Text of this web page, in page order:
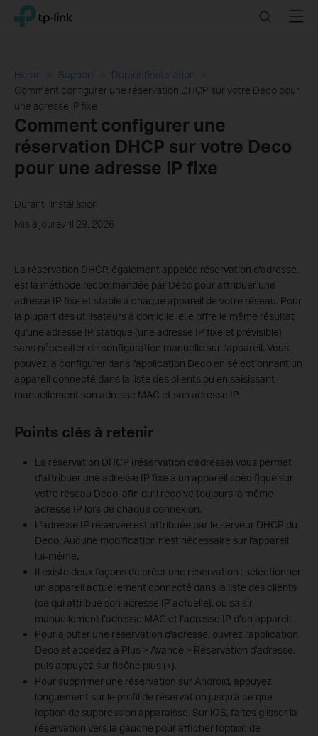
Click
navigation
TP-Link, Reliably Smart SearchMenu
Home Support
Durant l'installation
Comment configurer une réservation DHCP sur votre Deco pour
une adresse IP fixe
Comment configurer une
réservation DHCP sur votre Deco
pour une adresse IP fixe
Durant l'installation
Mis à jouravril 29, 2026
La réservation DHCP, également appelée réservation d'adresse,
est la méthode recommandée par Deco pour attribuer une
adresse IP fixe et stable à chaque appareil de votre réseau. Pour
la plupart des utilisateurs à domicile, elle offre le même résultat
qu'une adresse IP statique (une adresse IP fixe et prévisible)
sans nécessiter de configuration manuelle sur l'appareil. Vous
pouvez la configurer dans l'application Deco en sélectionnant un
appareil connecté dans la liste des clients ou en saisissant
manuellement son adresse MAC et son adresse IP.
Points clés à retenir
La réservation DHCP (réservation d'adresse) vous permet
d'attribuer une adresse IP fixe à un appareil spécifique sur
votre réseau Deco, afin qu'il reçoive toujours la même
adresse IP lors de chaque connexion.
L'adresse IP réservée est attribuée par le serveur DHCP du
Deco. Aucune modification n'est nécessaire sur l'appareil
lui-même.
Il existe deux façons de créer une réservation : sélectionner
un appareil actuellement connecté dans la liste des clients
(ce qui attribue son adresse IP actuelle), ou saisir
manuellement l’adresse MAC et l’adresse IP d’un appareil.
Pour ajouter une réservation d'adresse, ouvrez l'application
Deco et accédez à Plus > Avancé > Réservation d'adresse,
puis appuyez sur l'icône plus (+).
Pour supprimer une réservation sur Android, appuyez
longuement sur le profil de réservation jusqu'à ce que
l'option de suppression apparaisse. Sur iOS, faites glisser la
réservation vers la gauche pour afficher l'option de